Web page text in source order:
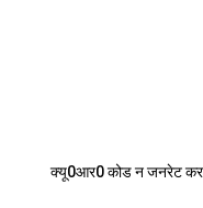
क्यू0आर0 कोड न जनरेट